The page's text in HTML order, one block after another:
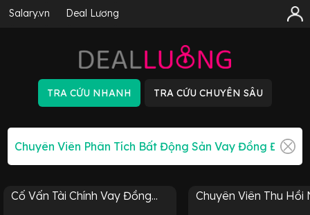
Salary.vn Deal Lương
Cố Vấn Tài Chính Vay Đồng... Chuyên Viên Thu Hồi